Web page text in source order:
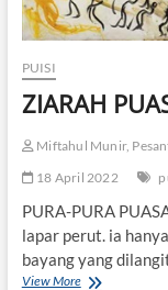
y
a
t
a
a
d
a
n
PUISI
ZIARAH
Miftahul Munir,
18 April 2022
PURA-PURA
lapar perut. ia
bayang yang
View MoreZ